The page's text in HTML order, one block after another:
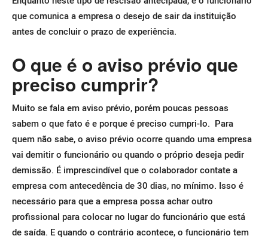
que comunica a empresa o desejo de sair da instituição
antes de concluir o prazo de experiência.
O que é o aviso prévio que
preciso cumprir?
Muito se fala em aviso prévio, porém poucas pessoas
sabem o que fato é e porque é preciso cumpri-lo. Para
quem não sabe, o aviso prévio ocorre quando uma empresa
vai demitir o funcionário ou quando o próprio deseja pedir
demissão. É imprescindível que o colaborador contate a
empresa com antecedência de 30 dias, no mínimo. Isso é
necessário para que a empresa possa achar outro
profissional para colocar no lugar do funcionário que está
de saída. E quando o contrário acontece, o funcionário tem